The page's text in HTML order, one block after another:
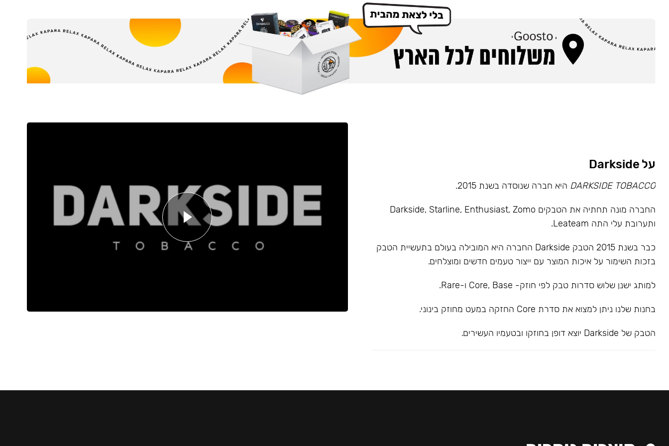
על Darkside
DARKSIDE TOBACCO היא חברה שנוסדה בשנת 2015.
החברה מונה תחתיה את הטבקים Darkside, Starline, Enthusiast, Zomo
ותערובת עלי התה Leateam.
כבר בשנת 2015 הטבק Darkside החברה היא המובילה בעולם בתעשיית הטבק
בזכות השימור על איכות המוצר עם ייצור טעמים חדשים ומוצלחים.
למותג ישנן שלוש סדרות טבק לפי חוזק- Core, Base ו-Rare.
בחנות שלנו ניתן למצוא את סדרת Core החזקה במעט מחוזק בינוני.
הטבק של Darkside יוצא דופן בחוזקו ובטעמיו העשירים.